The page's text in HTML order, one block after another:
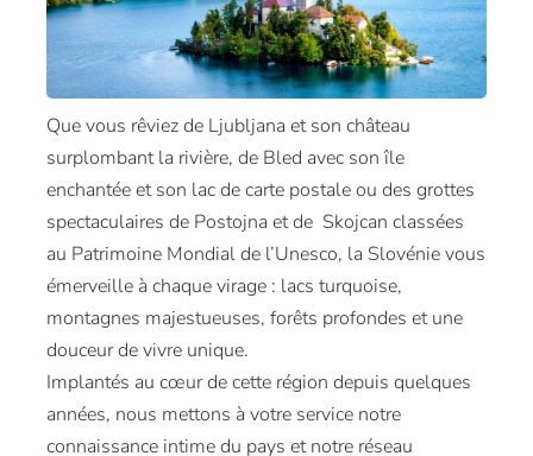
Que vous rêviez de Ljubljana et son château
surplombant la rivière, de Bled avec son île
enchantée et son lac de carte postale ou des grottes
spectaculaires de Postojna et de Skojcan classées
au Patrimoine Mondial de l’Unesco, la Slovénie vous
émerveille à chaque virage : lacs turquoise,
montagnes majestueuses, forêts profondes et une
douceur de vivre unique.
Implantés au cœur de cette région depuis quelques
années, nous mettons à votre service notre
connaissance intime du pays et notre réseau